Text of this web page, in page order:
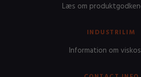
Læs om
INDUSTRILIM
Information om